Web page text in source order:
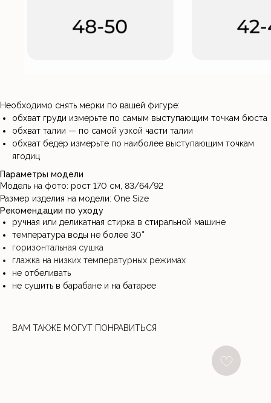
Необходимо снять мерки по вашей фигуре:
обхват груди измерьте по самым выступающим точкам бюста
обхват талии — по самой узкой части талии
обхват бедер измерьте по наиболее выступающим точкам
ягодиц
Параметры модели
Модель на фото: рост 170 см, 83/64/92
Размер изделия на модели: One Size
Рекомендации по уходу
ручная или деликатная стирка в стиральной машине
температура воды не более 30°
горизонтальная сушка
глажка на низких температурных режимах
не отбеливать
не сушить в барабане и на батарее
ВАМ ТАКЖЕ МОГУТ ПОНРАВИТЬСЯ